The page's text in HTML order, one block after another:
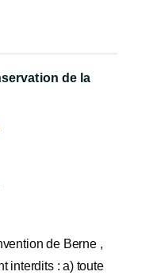
de la
de Berne ,
interdits : a) toute